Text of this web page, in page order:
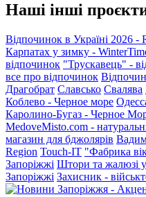
Наші інші
Відпочинок в Україні 2026 -
Карпатах у зимку -
відпочинок "Трускавець" -
все про відпочинок
Драгобрат Славсько Свалява
Коблево - Черное море
Каролино-Бугаз - Черное
MedoveMisto.com -
магазин для бджолярів
Region Touch-IT "Фабрика
Запоріжжі Штори та жалюзі
Запоріжжі Захисник -